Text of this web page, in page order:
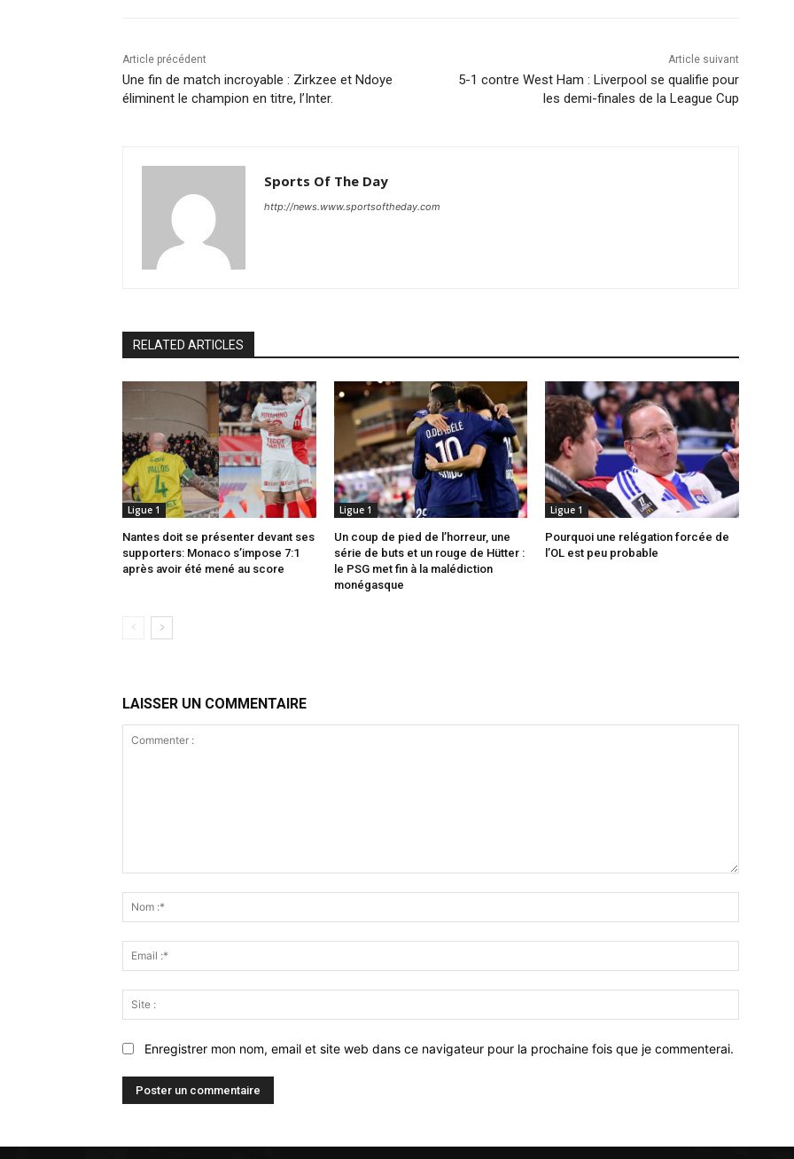
Article précédent
Une fin de match incroyable : Zirkzee et Ndoye
éliminent le champion en titre, l’Inter.
Article suivant
5-1 contre West Ham : Liverpool se qualifie pour
les demi-finales de la League Cup
Sports Of The Day
http://news.www.sportsoftheday.com
RELATED ARTICLES
Ligue 1
Nantes doit se présenter devant ses
supporters: Monaco s’impose 7:1
après avoir été mené au score
Ligue 1
Un coup de pied de l’horreur, une
série de buts et un rouge de Hütter :
le PSG met fin à la malédiction
monégasque
Ligue 1
Pourquoi une relégation forcée de
l’OL est peu probable
LAISSER UN COMMENTAIRE
:*
:*
:
Enregistrer mon nom, email et site web dans ce navigateur pour la prochaine fois que je commenterai.